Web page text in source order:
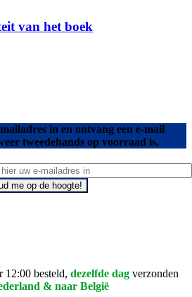
van het boek
in en ontvang een e-mail
tweedehands op voorraad is.
me op de hoogte!
12:00 besteld, dezelfde dag verzonden
& naar België